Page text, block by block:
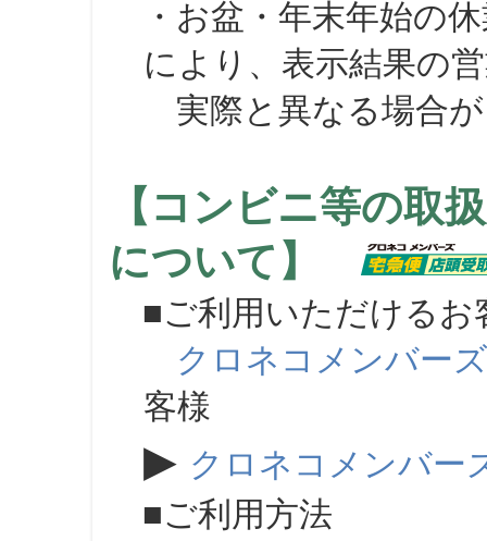
・お盆・年末年始の
により、表示結果の
実際と異なる場合が
【コンビニ等の取
について】
■ご利用いただけるお
クロネコメンバーズ
客様
▶ クロネコメンバー
■ご利用方法